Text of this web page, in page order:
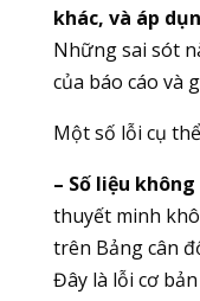
khác, và áp
Những sai sót
của báo cáo và
Một số lỗi cụ
– Số liệu
thuyết minh
trên Bảng cân
Đây là lỗi cơ